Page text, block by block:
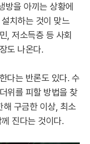
방을 아끼는 상황에
치하는 것이 맞느
, 저소득층 등 사회
도 나온다.
다는 반론도 있다. 수
위를 피할 방법을 찾
해 구금한 이상, 최소
진다는 것이다.